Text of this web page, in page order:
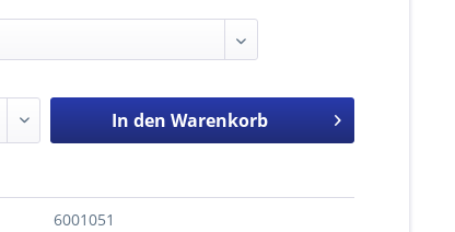
In den Warenkorb
6001051